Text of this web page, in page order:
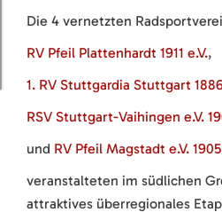
Die 4 vernetzten
RV Pfeil Plattenhardt 1911 e.V.,
1. RV Stuttgardia Stuttgart
RSV Stuttgart-Vaihingen e.V.
und RV Pfeil Magstadt e.V. 1905
veranstalteten im südlichen
attraktives überregionales